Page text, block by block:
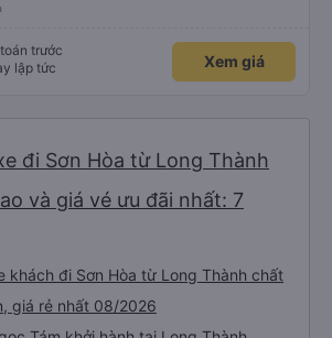
trước
lập tức
Xem giá
đi Sơn Hòa từ Long Thành
và giá vé ưu đãi nhất: 7
khách đi Sơn Hòa từ Long Thành chất
giá rẻ nhất 08/2026